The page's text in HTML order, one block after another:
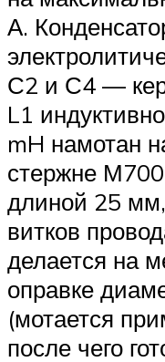
А.
С2 и С4 —
L1
mH намотан
стержне
длиной 25
витков
делается на
оправке
(мотается
после чего